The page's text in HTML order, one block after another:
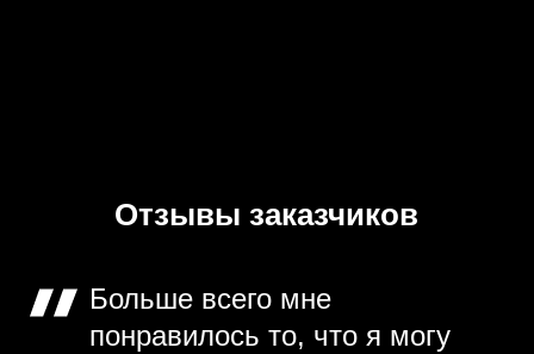
Отзывы заказчиков
Больше всего мне
понравилось то, что я могу